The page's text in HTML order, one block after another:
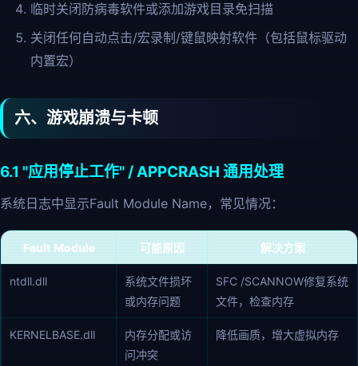
临时关闭防病毒软件或添加游戏目录免扫描
关闭任何自动点击/宏录制/键鼠映射软件（包括鼠标驱动
内置宏）
六、游戏崩溃与卡顿
6.1 "应用停止工作" / APPCRASH 通用处理
系统日志中显示Fault Module Name，常见情况：
Fault Module 可能原因 解决方案
ntdll.dll
系统文件损坏
或内存问题
SFC /SCANNOW修复系统
文件，检查内存
KERNELBASE.dll
内存分配或访
问冲突
降低画质，增大虚拟内存